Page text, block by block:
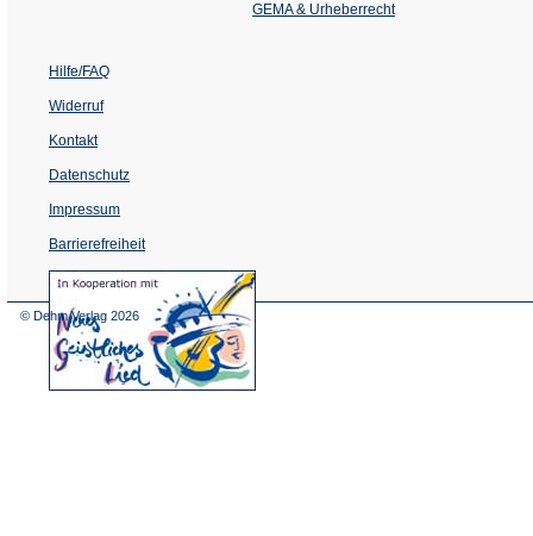
Tab)
GEMA & Urheberrecht
Hilfe/FAQ
Widerruf
Kontakt
Datenschutz
Impressum
Barrierefreiheit
(Öffnet
in
© Dehm Verlag 2026